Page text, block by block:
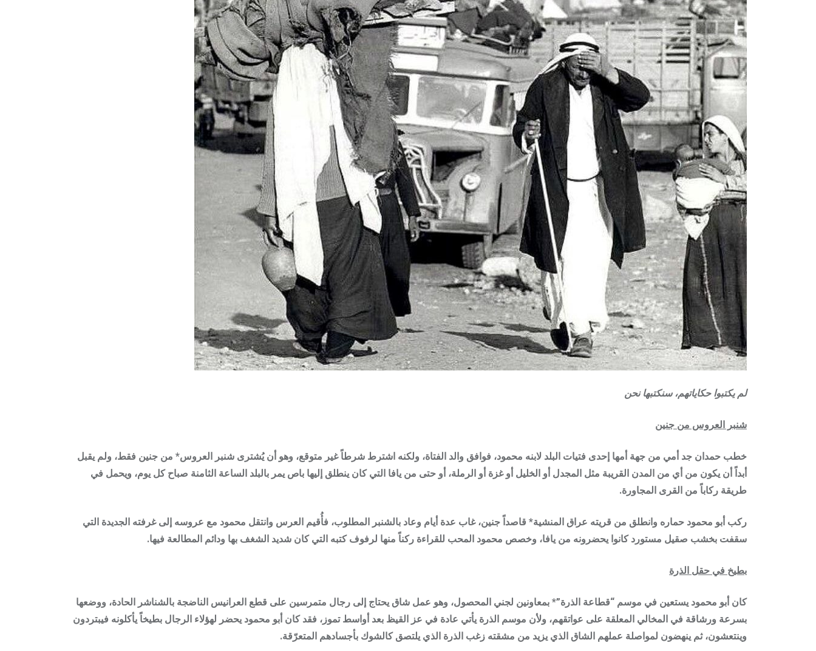
لم يكتبوا حكاياتهم، سنكتبها نحن
شنبر العروس من جنين
خطب حمدان جد أمي من جهة أمها إحدى فتيات البلد لابنه محمود، فوافق والد الفتاة، ولكنه اشترط شرطاً غير متوقع، وهو أن يُشترى شنبر العروس* من جنين فقط، ولم يقبل
أبداً أن يكون من أي من المدن القريبة مثل المجدل أو الخليل أو غزة أو الرملة، أو حتى من يافا التي كان ينطلق إليها باص يمر بالبلد الساعة الثامنة صباح كل يوم، ويحمل في
طريقة ركاباً من القرى المجاورة.
ركب أبو محمود حماره وانطلق من قريته عراق المنشية* قاصداً جنين، غاب عدة أيام وعاد بالشنبر المطلوب، فأُقيم العرس وانتقل محمود مع عروسه إلى غرفته الجديدة التي
سقفت بخشب صقيل مستورد كانوا يحضرونه من يافا، وخصص محمود المحب للقراءة ركناً منها لرفوف كتبه التي كان شديد الشغف بها ودائم المطالعة فيها.
بطيخ في حقل الذرة
كان أبو محمود يستعين في موسم “قطاعة الذرة”* بمعاونين لجني المحصول، وهو عمل شاق يحتاج إلى رجال متمرسين على قطع العرانيس الناضجة بالشناشر الحادة، ووضعها
بسرعة ورشاقة في المخالي المعلقة على عواتقهم، ولأن موسم الذرة يأتي عادة في عز القيظ بعد أواسط تموز، فقد كان أبو محمود يحضر لهؤلاء الرجال بطيخاً يأكلونه فيبتردون
وينتعشون، ثم ينهضون لمواصلة عملهم الشاق الذي يزيد من مشقته زغب الذرة الذي يلتصق كالشوك بأجسادهم المتعرّقة.